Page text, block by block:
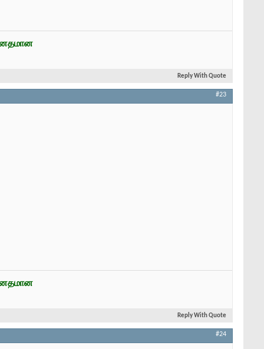
Reply With Quote
#23
Reply With Quote
#24